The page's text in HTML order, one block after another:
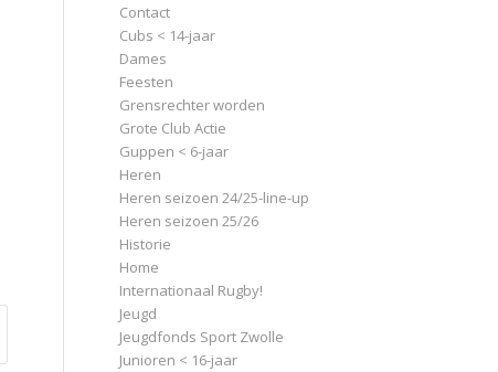
Contact
Cubs < 14-jaar
Dames
Feesten
Grensrechter worden
Grote Club Actie
Guppen < 6-jaar
Heren
Heren seizoen 24/25-line-up
Heren seizoen 25/26
Historie
Home
Internationaal Rugby!
Jeugd
Jeugdfonds Sport Zwolle
Junioren < 16-jaar